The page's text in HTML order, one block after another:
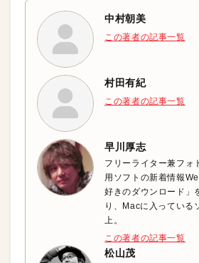
中村朝美
この著者の記事一覧
村田有紀
この著者の記事一覧
早川厚志
フリーライター兼フォ
用ソフトの新着情報
好きのダウンロード」
り、Macに入っている
上。
この著者の記事一覧
松山茂